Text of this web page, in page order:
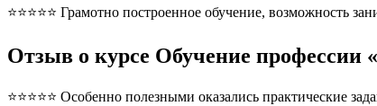
⭐⭐⭐⭐⭐ Грамотно построенное обучение, возможность
Отзыв о курсе Обучение
⭐⭐⭐⭐⭐ Особенно полезными оказались практические